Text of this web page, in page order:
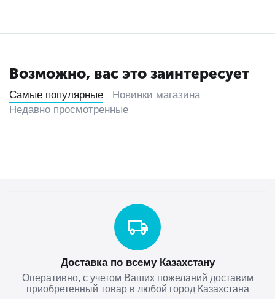
Возможно, вас это заинтересует
Самые популярные
Новинки магазина
Недавно просмотренные
Доставка по всему Казахстану
Оперативно, с учетом Ваших пожеланий доставим
приобретенный товар в любой город Казахстана